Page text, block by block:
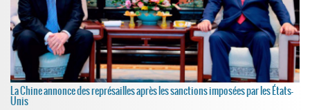
La Chine annonce des représailles après les sanctions imposées par les États-
Unis